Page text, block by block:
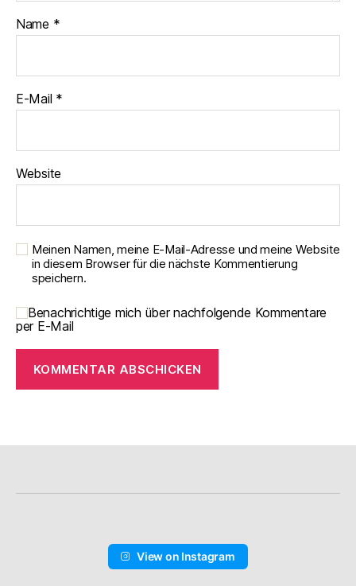
Name *
E-Mail *
Website
Meinen Namen, meine E-Mail-Adresse und meine Website
in diesem Browser für die nächste Kommentierung
speichern.
Benachrichtige mich über nachfolgende Kommentare
per E-Mail
View on Instagram